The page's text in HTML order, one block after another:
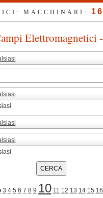
MACCHINARI:
Elettromagnetici
3 4 5 6 7 8 9 10 11 12 13 14 15 16